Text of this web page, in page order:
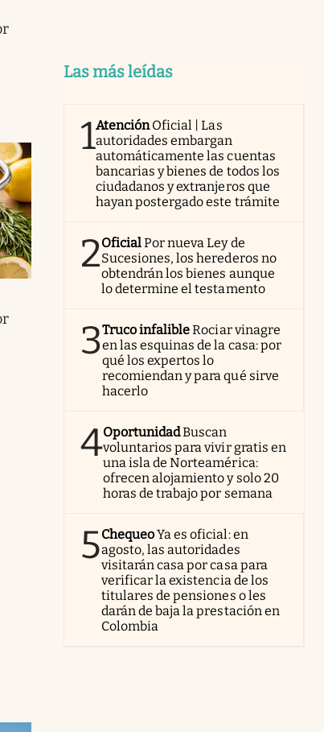
Las más leídas
1AtenciónOficial | Las
autoridades embargan
automáticamente las cuentas
bancarias y bienes de todos los
ciudadanos y extranjeros que
hayan postergado este trámite
2OficialPor nueva Ley de
Sucesiones, los herederos no
obtendrán los bienes aunque
lo determine el testamento
3Truco infalibleRociar vinagre
en las esquinas de la casa: por
qué los expertos lo
recomiendan y para qué sirve
hacerlo
4OportunidadBuscan
voluntarios para vivir gratis en
una isla de Norteamérica:
ofrecen alojamiento y solo 20
horas de trabajo por semana
5ChequeoYa es oficial: en
agosto, las autoridades
visitarán casa por casa para
verificar la existencia de los
titulares de pensiones o les
darán de baja la prestación en
Colombia